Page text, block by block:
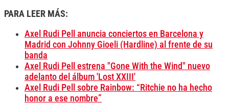
PARA LEER MÁS:
Axel Rudi Pell anuncia conciertos en Barcelona y
Madrid con Johnny Gioeli (Hardline) al frente de su
banda
Axel Rudi Pell estrena "Gone With the Wind" nuevo
adelanto del álbum 'Lost XXIII'
Axel Rudi Pell sobre Rainbow: “Ritchie no ha hecho
honor a ese nombre”